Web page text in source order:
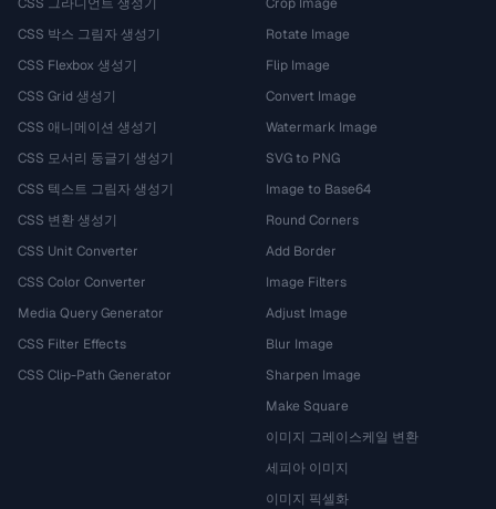
CSS 박스 그림자 생성기
CSS Flexbox 생성기
CSS Grid 생성기
CSS 애니메이션 생성기
CSS 모서리 둥글기 생성기
CSS 텍스트 그림자 생성기
CSS 변환 생성기
CSS Unit Converter
CSS Color Converter
Media Query Generator
CSS Filter Effects
CSS Clip-Path Generator
Rotate Image
Flip Image
Convert Image
Watermark Image
SVG to PNG
Image to Base64
Round Corners
Add Border
Image Filters
Adjust Image
Blur Image
Sharpen Image
Make Square
이미지 그레이스케일 변환
세피아 이미지
이미지 픽셀화